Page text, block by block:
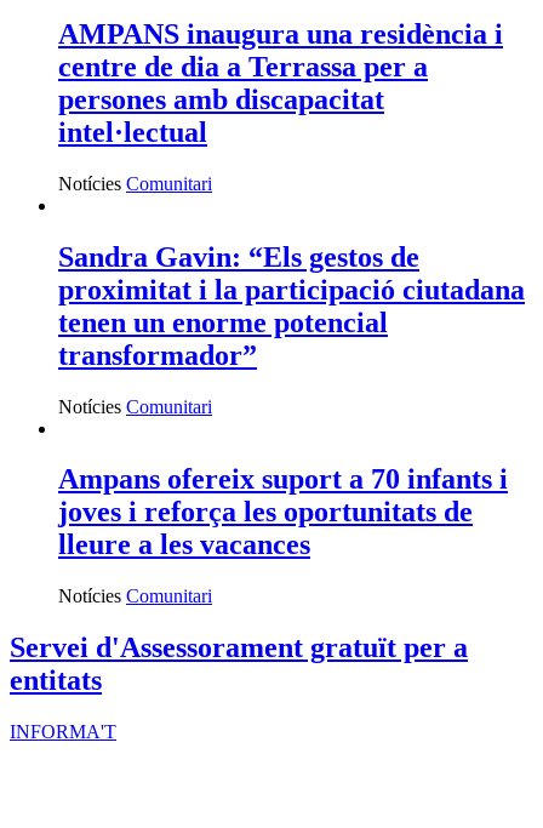
AMPANS inaugura una residència i
centre de dia a Terrassa per a
persones amb discapacitat
intel·lectual
Notícies Comunitari
Sandra Gavin: “Els gestos de
proximitat i la participació ciutadana
tenen un enorme potencial
transformador”
Notícies Comunitari
Ampans ofereix suport a 70 infants i
joves i reforça les oportunitats de
lleure a les vacances
Notícies Comunitari
Servei d'Assessorament gratuït per a
entitats
INFORMA'T